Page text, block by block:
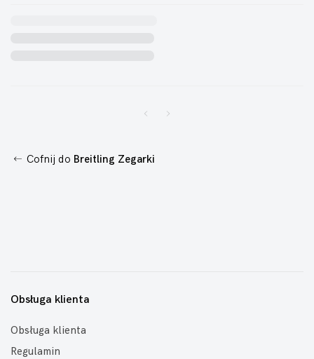
Cofnij do Breitling Zegarki
Obsługa klienta
Obsługa klienta
Regulamin